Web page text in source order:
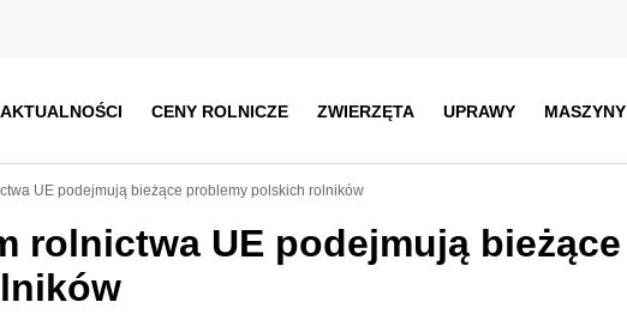
AKTUALNOŚCI CENY ROLNICZE ZWIERZĘTA UPRAWY MASZYNY
UE podejmują bieżące problemy polskich rolników
rolnictwa UE podejmują bieżące